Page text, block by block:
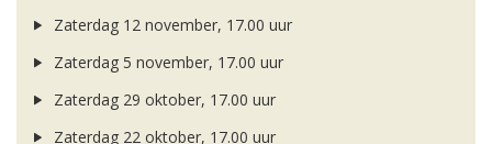
Zaterdag 12 november, 17.00 uur
Zaterdag 5 november, 17.00 uur
Zaterdag 29 oktober, 17.00 uur
Zaterdag 22 oktober, 17.00 uur